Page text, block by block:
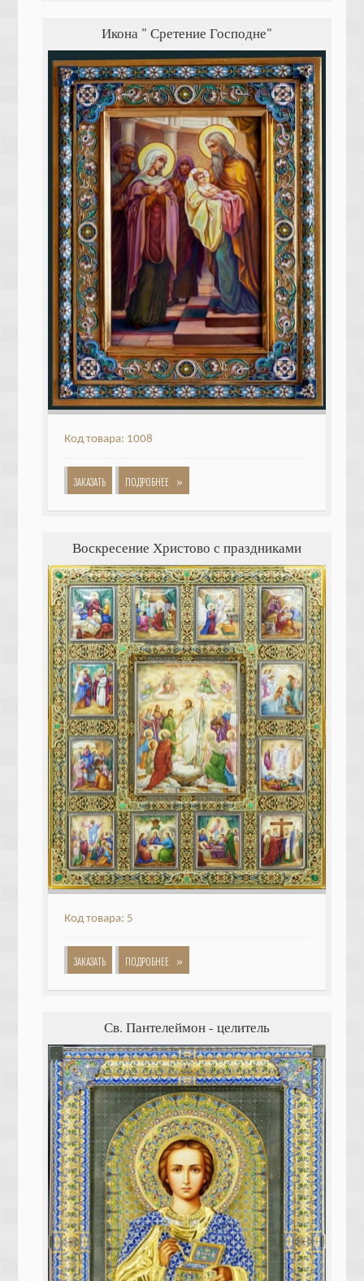
Икона " Сретение Господне"
Код товара: 1008
ЗАКАЗАТЬ ПОДРОБНЕЕ »
Воскресение Христово с праздниками
Код товара: 5
ЗАКАЗАТЬ ПОДРОБНЕЕ »
Св. Пантелеймон - целитель